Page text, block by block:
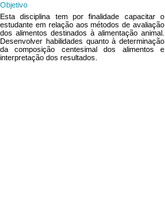
Objetivo
Esta disciplina tem por finalidade capacitar o
estudante em relação aos métodos de avaliação
dos alimentos destinados à alimentação animal.
Desenvolver habilidades quanto à determinação
da composição centesimal dos alimentos e
interpretação dos resultados.